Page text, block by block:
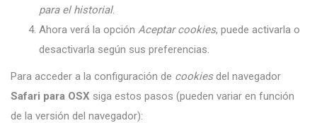
para el historial.
Ahora verá la opción Aceptar cookies, puede activarla o
desactivarla según sus preferencias.
Para acceder a la configuración de cookiesdel navegador
Safari para OSX siga estos pasos (pueden variar en función
de la versión del navegador):